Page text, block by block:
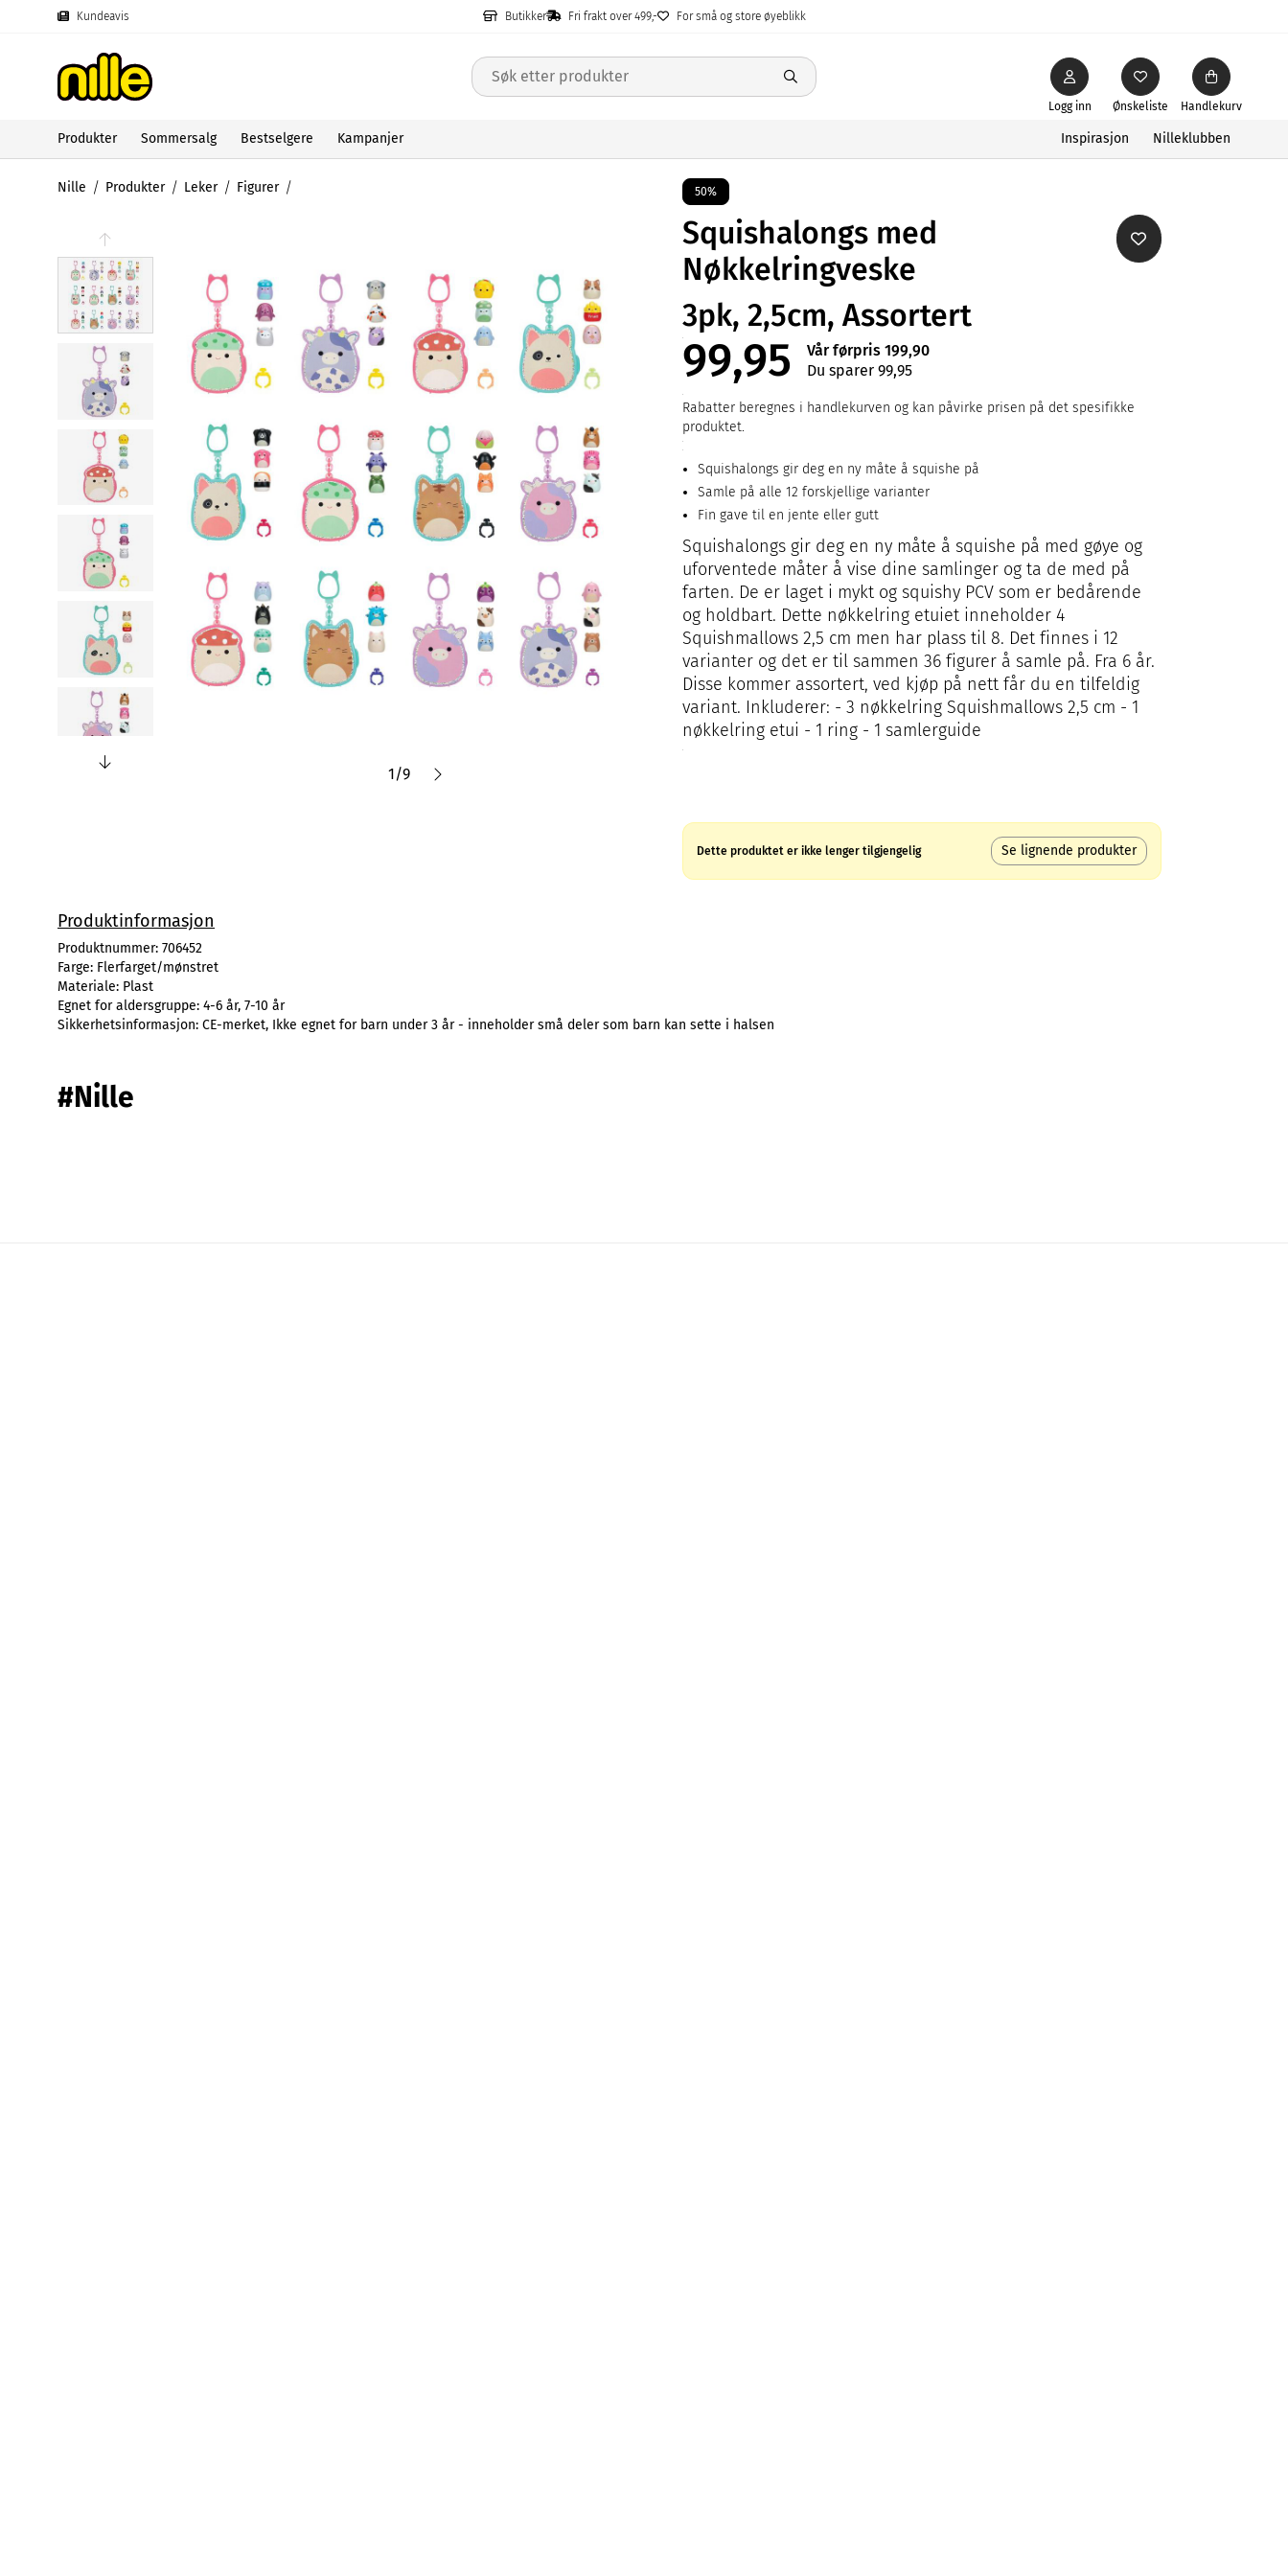
Kundeavis Butikker Fri frakt over 499,- For små og store øyeblikk
Ønskeliste
Logg inn Handlekurv
Produkter Sommersalg Bestselgere Kampanjer Inspirasjon Nilleklubben
Nille Produkter Leker Figurer
1/9
50%
Squishalongs med
Nøkkelringveske
3pk, 2,5cm, Assortert
99,95
Vår førpris 199,90
Du sparer 99,95
Rabatter beregnes i handlekurven og kan påvirke prisen på det spesifikke
produktet.
Squishalongs gir deg en ny måte å squishe på
Samle på alle 12 forskjellige varianter
Fin gave til en jente eller gutt
Squishalongs gir deg en ny måte å squishe på med gøye og
uforventede måter å vise dine samlinger og ta de med på
farten. De er laget i mykt og squishy PCV som er bedårende
og holdbart. Dette nøkkelring etuiet inneholder 4
Squishmallows 2,5 cm men har plass til 8. Det finnes i 12
varianter og det er til sammen 36 figurer å samle på. Fra 6 år.
Disse kommer assortert, ved kjøp på nett får du en tilfeldig
variant. Inkluderer: - 3 nøkkelring Squishmallows 2,5 cm - 1
nøkkelring etui - 1 ring - 1 samlerguide
Dette produktet er ikke lenger tilgjengelig Se lignende produkter
Produktinformasjon
Produktnummer: 706452
Farge: Flerfarget/mønstret
Materiale: Plast
Egnet for aldersgruppe: 4-6 år, 7-10 år
Sikkerhetsinformasjon: CE-merket, Ikke egnet for barn under 3 år - inneholder små deler som barn kan sette i halsen
#Nille